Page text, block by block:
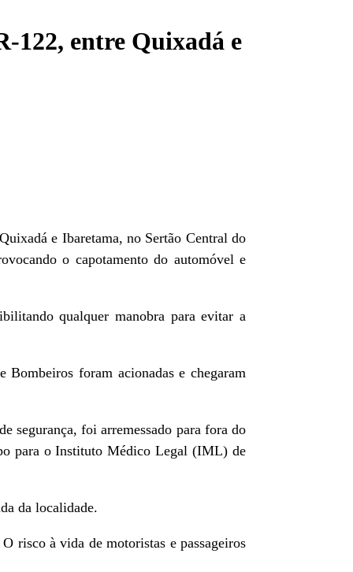
122, entre Quixadá e
e Ibaretama, no Sertão Central do
o capotamento do automóvel e
qualquer manobra para evitar a
foram acionadas e chegaram
segurança, foi arremessado para fora do
para o Instituto Médico Legal (IML) de
da localidade.
risco à vida de motoristas e passageiros